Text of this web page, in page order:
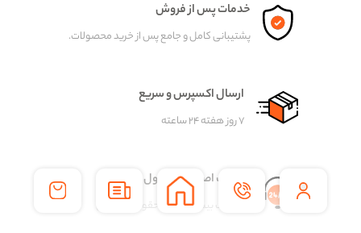
خدمات پس از فروش
پشتیبانی کامل و جامع پس از خرید محصولات.
ارسال اکسپرس و سریع
۷ روز هفته ۲۴ ساعته
ضمانت اصالت محصول
شفافیت بیشتر و حفظ حقوق مشتریان